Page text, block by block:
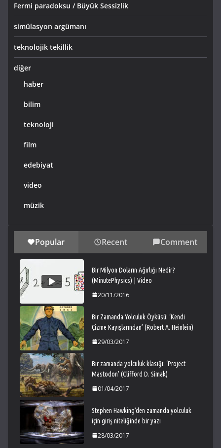
Fermi paradoksu / Büyük Sessizlik
simülasyon argümanı
teknolojik tekillik
diğer
haber
bilim
teknoloji
film
edebiyat
video
müzik
Popular Recent Comment
Bir Milyon Doların Ağırlığı Nedir?
(MinutePhysics) | Video
20/11/2016
Bir Zamanda Yolculuk Öyküsü: ‘Kendi
Çizme Kayışlarından’ (Robert A. Heinlein)
29/03/2017
Bir zamanda yolculuk klasiği: ‘Project
Mastodon’ (Clifford D. Simak)
01/04/2017
Stephen Hawking’den zamanda yolculuk
için giriş niteliğinde bir yazı
28/03/2017